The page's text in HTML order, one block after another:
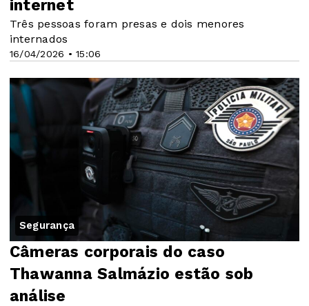
16/04/2026 • 15:06
internet
Três pessoas foram presas e dois menores
internados
Segurança
Câmeras corporais do caso
Thawanna Salmázio estão sob
análise